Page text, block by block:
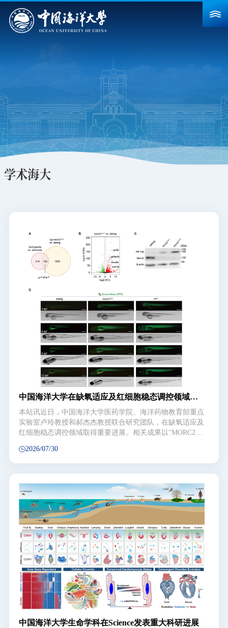
重点建设
教育教学
图书档案
通知公告
校园服务
信息门户 校内通知 学校新闻
信息服务
领导信箱 信息公开
校园VR
访客 适老 访问旧版
学术海大
中国海洋大学在缺氧适应及红细胞稳态调控领域取
得新进展
本站讯近日，中国海洋大学医药学院、海洋药物教育部重点
实验室卢玲教授和郝杰杰教授联合研究团队，在缺氧适应及
红细胞稳态调控领域取得重要进展。相关成果以“MORC2
to regulate erythropoiesis（MORC2通过HDAC4依赖性机制控
制HIF-1α稳定性以调节红细胞生成）”为题，发表在国际权
威学术期刊PNAS（《美国国家科学院院刊》）上。研究聚
焦Microrchidia家族CW型锌指蛋白MORC2，证实其为HIF信
号通路中全新的关键调控分子，为红细胞增多症、心脑血管
等缺氧相关疾病的发病机制解析与潜在靶向治疗提供了重要
理论依据。 研究团队首先构建了MORC2突变体斑马
鱼，发现突变体斑马鱼红细胞增多、心率增快，并且心包水
肿且心腔扩张，这些表型与缺氧及vhl缺失斑马鱼高度相
似，提示Hif缺氧信号通路激活。转录组测序发现，敲除
MORC2可诱导HIF通路下游靶基因上调，并显著提高Hif-
1αb蛋白。进一步将突变体与缺氧响应荧光转基因斑马鱼
Tg(hre-sv40m
2026/07/30
中国海洋大学生命学科在Science发表重大科研进展